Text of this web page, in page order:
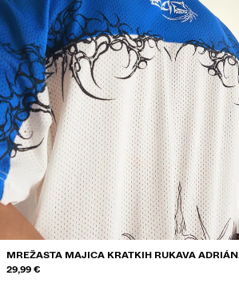
MREŽASTA MAJICA KRATKIH RUKAVA ADRIÁN
MILLS
29,99 €